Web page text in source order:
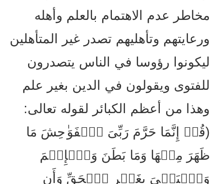
مخاطر عدم الاهتمام بالعلم وأهله
ورعايتهم وتأهليهم تصدر غير المتأهلين
ليكونوا رؤوسا في الناس يتصدرون
للفتوى ويقولون في الدين بغير علم
وهذا من أعظم الكبائر لقوله تعالى:
(قُلۡ إِنَّمَا حَرَّمَ رَبِّیَ ٱلۡفَوَ ٰ⁠حِشَ مَا
ظَهَرَ مِنۡهَا وَمَا بَطَنَ وَٱلۡإِثۡمَ
وَٱلۡبَغۡیَ بِغَیۡرِ ٱلۡحَقِّ وَأَن